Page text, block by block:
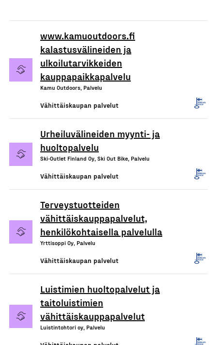
www.kamuoutdoors.fi
kalastusvälineiden ja
ulkoilutarvikkeiden
kauppapaikkapalvelu
Kamu Outdoors, Palvelu
Vähittäiskaupan palvelut
Urheiluvälineiden myynti- ja
huoltopalvelu
Ski-Outlet Finland Oy, Ski Out Bike, Palvelu
Vähittäiskaupan palvelut
Terveystuotteiden
vähittäiskauppapalvelut,
henkilökohtaisella palvelulla
Yrttisoppi Oy, Palvelu
Vähittäiskaupan palvelut
Luistimien huoltopalvelut ja
taitoluistimien
vähittäiskauppapalvelut
Luistintohtori oy, Palvelu